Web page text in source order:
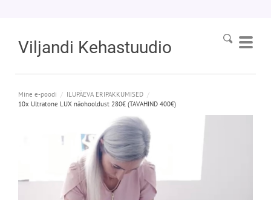
Viljandi Kehastuudio
Mine e-poodi / ILUPÄEVA ERIPAKKUMISED /
10x Ultratone LUX näohooldust 280€ (TAVAHIND 400€)